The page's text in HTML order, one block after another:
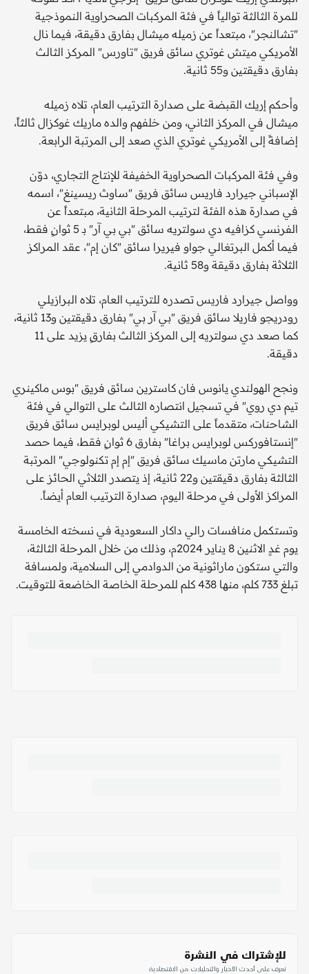
للمرة الثالثة توالياً في فئة المركبات الصحراوية النموذجية
"تشالنجر"، مبتعداً عن زميله ميشال بفارق دقيقة، فيما نال
الأمريكي ميتش غوتري سائق فريق "تاورس" المركز الثالث
بفارق دقيقتين و55 ثانية.
وأحكم إريك القبضة على صدارة الترتيب العام، تلاه زميله
ميشال في المركز الثاني، ومن خلفهم والده ماريك غوكزال ثالثاً،
إضافةً إلى الأمريكي غوتري الذي صعد إلى المرتبة الرابعة.
وفي فئة المركبات الصحراوية الخفيفة للإنتاج التجاري، دوّن
الإسباني جيرارد فاريس سائق فريق "ساوث ريسينغ"، اسمه
في صدارة هذه الفئة لترتيب المرحلة الثانية، مبتعداً عن
الفرنسي كزافيه دي سولتريه سائق "بي بي آر" بـ 5 ثوانٍ فقط،
فيما أكمل البرتغالي جواو فيريرا سائق "كان إم"، عقد المراكز
الثلاثة بفارق دقيقة و58 ثانية.
وواصل جيرارد فاريس تصدره للترتيب العام، تلاه البرازيلي
رودريجو فاريلا سائق فريق "بي آر بي" بفارق دقيقتين و13 ثانية،
كما صعد دي سولتريه إلى المركز الثالث بفارقٍ يزيد على 11
دقيقة.
ونجح الهولندي يانوس فان كاسترين سائق فريق "بوس ماكينري
تيم دي روي" في تسجيل انتصاره الثالث على التوالي في فئة
الشاحنات، متقدماً على التشيكي أليس لوبرايس سائق فريق
"إنستافوركس لوبرايس براغا" بفارق 6 ثوانٍ فقط، فيما حصد
التشيكي مارتن ماسيك سائق فريق "إم إم تكنولوجي" المرتبة
الثالثة بفارق دقيقتين و22 ثانية، إذ يتصدر الثلاثي الحائز على
المراكز الأولى في مرحلة اليوم، صدارة الترتيب العام أيضاً.
وتستكمل منافسات رالي داكار السعودية في نسخته الخامسة
يوم غدٍ الاثنين 8 يناير 2024م، وذلك من خلال المرحلة الثالثة،
والتي ستكون ماراثونية من الدوادمي إلى السلامية، ولمسافة
تبلغ 733 كلم، منها 438 كلم للمرحلة الخاصة الخاضعة للتوقيت.
للإشتراك في النشرة
تعرف على أحدث الأخبار والتحليلات من الاقتصادية